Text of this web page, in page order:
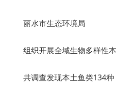
丽水市生态环境局
组织开展全域生物多样性
共调查发现本土鱼类134种